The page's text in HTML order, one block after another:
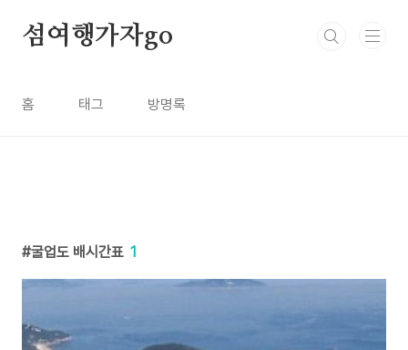
섬여행가자go
홈 태그 방명록
굴업도 배시간표 1